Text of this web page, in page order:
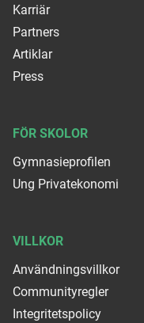
Karriär
Partners
Artiklar
Press
FÖR SKOLOR
Gymnasieprofilen
Ung Privatekonomi
VILLKOR
Användningsvillkor
Communityregler
Integritetspolicy